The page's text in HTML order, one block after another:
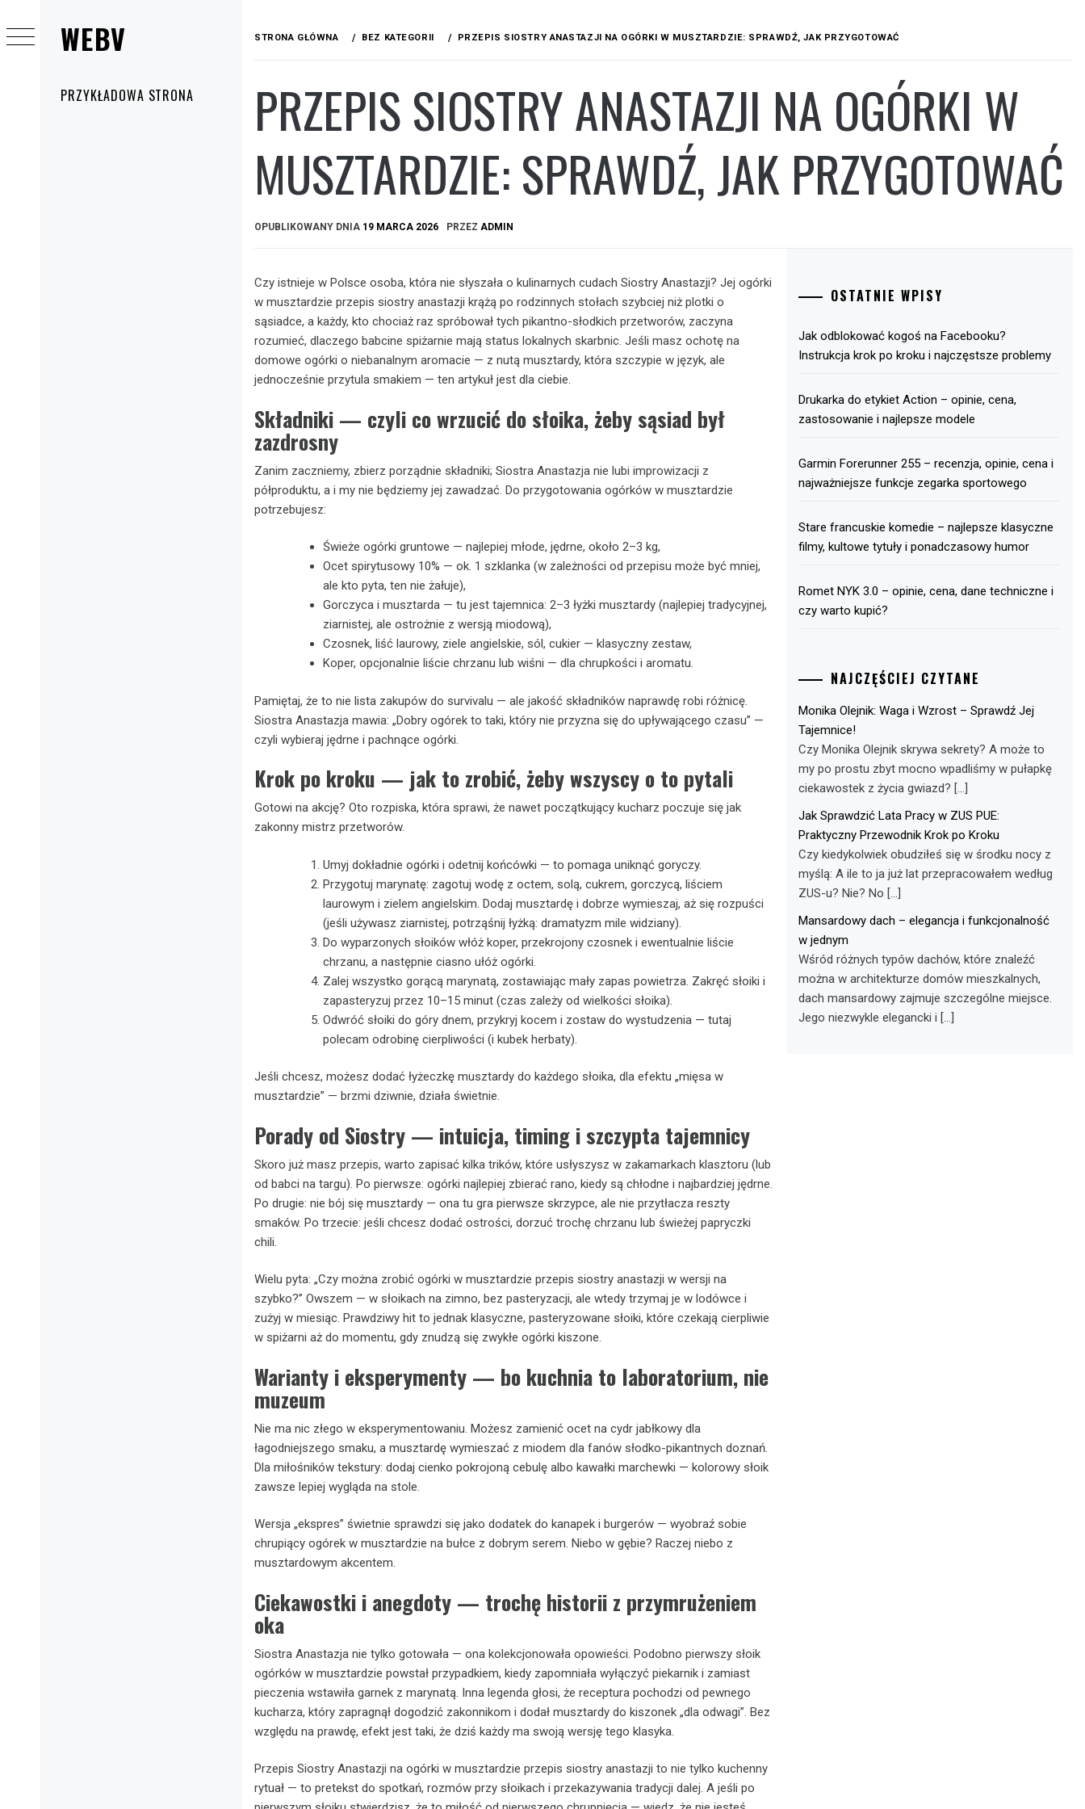
WEBV
głównePRZYKŁADOWA STRONA
do
treści
STRONA GŁÓWNA BEZ KATEGORII PRZEPIS SIOSTRY ANASTAZJI NA OGÓRKI W MUSZTARDZIE: SPRAWDŹ, JAK PRZYGOTOWAĆ
PRZEPIS SIOSTRY ANASTAZJI NA OGÓRKI W
MUSZTARDZIE: SPRAWDŹ, JAK PRZYGOTOWAĆ
OPUBLIKOWANY DNIA 19 MARCA 2026 PRZEZ ADMIN
Czy istnieje w Polsce osoba, która nie słyszała o kulinarnych cudach Siostry Anastazji? Jej ogórki
w musztardzie przepis siostry anastazji krążą po rodzinnych stołach szybciej niż plotki o
sąsiadce, a każdy, kto chociaż raz spróbował tych pikantno-słodkich przetworów, zaczyna
rozumieć, dlaczego babcine spiżarnie mają status lokalnych skarbnic. Jeśli masz ochotę na
domowe ogórki o niebanalnym aromacie — z nutą musztardy, która szczypie w język, ale
jednocześnie przytula smakiem — ten artykuł jest dla ciebie.
Składniki — czyli co wrzucić do słoika, żeby sąsiad był
zazdrosny
Zanim zaczniemy, zbierz porządnie składniki; Siostra Anastazja nie lubi improwizacji z
półproduktu, a i my nie będziemy jej zawadzać. Do przygotowania ogórków w musztardzie
potrzebujesz:
Świeże ogórki gruntowe — najlepiej młode, jędrne, około 2–3 kg,
Ocet spirytusowy 10% — ok. 1 szklanka (w zależności od przepisu może być mniej,
ale kto pyta, ten nie żałuje),
Gorczyca i musztarda — tu jest tajemnica: 2–3 łyżki musztardy (najlepiej tradycyjnej,
ziarnistej, ale ostrożnie z wersją miodową),
Czosnek, liść laurowy, ziele angielskie, sól, cukier — klasyczny zestaw,
Koper, opcjonalnie liście chrzanu lub wiśni — dla chrupkości i aromatu.
Pamiętaj, że to nie lista zakupów do survivalu — ale jakość składników naprawdę robi różnicę.
Siostra Anastazja mawia: „Dobry ogórek to taki, który nie przyzna się do upływającego czasu” —
czyli wybieraj jędrne i pachnące ogórki.
Krok po kroku — jak to zrobić, żeby wszyscy o to pytali
Gotowi na akcję? Oto rozpiska, która sprawi, że nawet początkujący kucharz poczuje się jak
zakonny mistrz przetworów.
Umyj dokładnie ogórki i odetnij końcówki — to pomaga uniknąć goryczy.
Przygotuj marynatę: zagotuj wodę z octem, solą, cukrem, gorczycą, liściem
laurowym i zielem angielskim. Dodaj musztardę i dobrze wymieszaj, aż się rozpuści
(jeśli używasz ziarnistej, potrząśnij łyżką: dramatyzm mile widziany).
Do wyparzonych słoików włóż koper, przekrojony czosnek i ewentualnie liście
chrzanu, a następnie ciasno ułóż ogórki.
Zalej wszystko gorącą marynatą, zostawiając mały zapas powietrza. Zakręć słoiki i
zapasteryzuj przez 10–15 minut (czas zależy od wielkości słoika).
Odwróć słoiki do góry dnem, przykryj kocem i zostaw do wystudzenia — tutaj
polecam odrobinę cierpliwości (i kubek herbaty).
Jeśli chcesz, możesz dodać łyżeczkę musztardy do każdego słoika, dla efektu „mięsa w
musztardzie” — brzmi dziwnie, działa świetnie.
Porady od Siostry — intuicja, timing i szczypta tajemnicy
Skoro już masz przepis, warto zapisać kilka trików, które usłyszysz w zakamarkach klasztoru (lub
od babci na targu). Po pierwsze: ogórki najlepiej zbierać rano, kiedy są chłodne i najbardziej jędrne.
Po drugie: nie bój się musztardy — ona tu gra pierwsze skrzypce, ale nie przytłacza reszty
smaków. Po trzecie: jeśli chcesz dodać ostrości, dorzuć trochę chrzanu lub świeżej papryczki
chili.
Wielu pyta: „Czy można zrobić ogórki w musztardzie przepis siostry anastazji w wersji na
szybko?” Owszem — w słoikach na zimno, bez pasteryzacji, ale wtedy trzymaj je w lodówce i
zużyj w miesiąc. Prawdziwy hit to jednak klasyczne, pasteryzowane słoiki, które czekają cierpliwie
w spiżarni aż do momentu, gdy znudzą się zwykłe ogórki kiszone.
Warianty i eksperymenty — bo kuchnia to laboratorium, nie
muzeum
Nie ma nic złego w eksperymentowaniu. Możesz zamienić ocet na cydr jabłkowy dla
łagodniejszego smaku, a musztardę wymieszać z miodem dla fanów słodko-pikantnych doznań.
Dla miłośników tekstury: dodaj cienko pokrojoną cebulę albo kawałki marchewki — kolorowy słoik
zawsze lepiej wygląda na stole.
Wersja „ekspres” świetnie sprawdzi się jako dodatek do kanapek i burgerów — wyobraź sobie
chrupiący ogórek w musztardzie na bułce z dobrym serem. Niebo w gębie? Raczej niebo z
musztardowym akcentem.
Ciekawostki i anegdoty — trochę historii z przymrużeniem
oka
Siostra Anastazja nie tylko gotowała — ona kolekcjonowała opowieści. Podobno pierwszy słoik
ogórków w musztardzie powstał przypadkiem, kiedy zapomniała wyłączyć piekarnik i zamiast
pieczenia wstawiła garnek z marynatą. Inna legenda głosi, że receptura pochodzi od pewnego
kucharza, który zapragnął dogodzić zakonnikom i dodał musztardy do kiszonek „dla odwagi”. Bez
względu na prawdę, efekt jest taki, że dziś każdy ma swoją wersję tego klasyka.
Przepis Siostry Anastazji na ogórki w musztardzie przepis siostry anastazji to nie tylko kuchenny
rytuał — to pretekst do spotkań, rozmów przy słoikach i przekazywania tradycji dalej. A jeśli po
OSTATNIE WPISY
Jak odblokować kogoś na Facebooku?
Instrukcja krok po kroku i najczęstsze problemy
Drukarka do etykiet Action – opinie, cena,
zastosowanie i najlepsze modele
Garmin Forerunner 255 – recenzja, opinie, cena i
najważniejsze funkcje zegarka sportowego
Stare francuskie komedie – najlepsze klasyczne
filmy, kultowe tytuły i ponadczasowy humor
Romet NYK 3.0 – opinie, cena, dane techniczne i
czy warto kupić?
NAJCZĘŚCIEJ CZYTANE
Monika Olejnik: Waga i Wzrost – Sprawdź Jej
Tajemnice!
Czy Monika Olejnik skrywa sekrety? A może to
my po prostu zbyt mocno wpadliśmy w pułapkę
ciekawostek z życia gwiazd? […]
Jak Sprawdzić Lata Pracy w ZUS PUE:
Praktyczny Przewodnik Krok po Kroku
Czy kiedykolwiek obudziłeś się w środku nocy z
myślą: A ile to ja już lat przepracowałem według
ZUS-u? Nie? No […]
Mansardowy dach – elegancja i funkcjonalność
w jednym
Wśród różnych typów dachów, które znaleźć
można w architekturze domów mieszkalnych,
dach mansardowy zajmuje szczególne miejsce.
Jego niezwykle elegancki i […]